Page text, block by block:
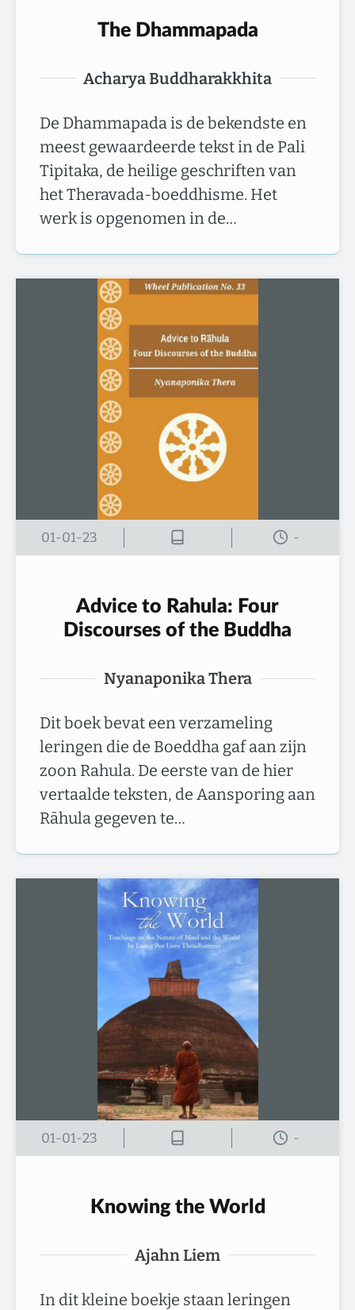
The Dhammapada
Acharya Buddharakkhita
De Dhammapada is de bekendste en
meest gewaardeerde tekst in de Pali
Tipitaka, de heilige geschriften van
het Theravada-boeddhisme. Het
werk is opgenomen in de…
01-01-23 -
Advice to Rahula: Four
Discourses of the Buddha
Nyanaponika Thera
Dit boek bevat een verzameling
leringen die de Boeddha gaf aan zijn
zoon Rahula. De eerste van de hier
vertaalde teksten, de Aansporing aan
Rāhula gegeven te…
01-01-23 -
Knowing the World
Ajahn Liem
In dit kleine boekje staan leringen